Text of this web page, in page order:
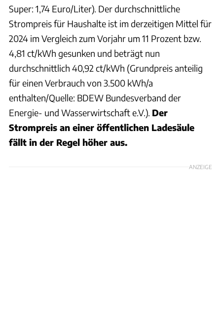
Super: 1,74 Euro/Liter). Der durchschnittliche
Strompreis für Haushalte ist im derzeitigen Mittel für
2024 im Vergleich zum Vorjahr um 11 Prozent bzw.
4,81 ct/kWh gesunken und beträgt nun
durchschnittlich 40,92 ct/kWh (Grundpreis anteilig
für einen Verbrauch von 3.500 kWh/a
enthalten/Quelle: BDEW Bundesverband der
Energie- und Wasserwirtschaft e.V.). Der
Strompreis an einer öffentlichen Ladesäule
fällt in der Regel höher aus.
ANZEIGE